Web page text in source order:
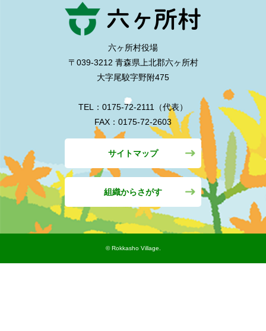
六ヶ所村役場
〒039-3212 青森県上北郡六ヶ所村
大字尾駮字野附475
TEL：0175-72-2111（代表）
FAX：0175-72-2603
サイトマップ
組織からさがす
©︎ Rokkasho Village.